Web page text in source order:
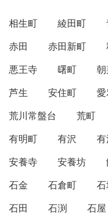
相生町 綾田町
赤田
赤田新町
悪王寺
曙町
芦生
安住町
荒川常盤台
荒町
有明町
有沢
安養寺
安養坊
石金
石倉町
石田
石渕 石屋